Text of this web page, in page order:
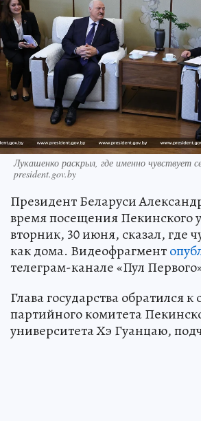
Лукашенко раскрыл, где именно чувствует
president.gov.by
Президент Беларуси
время посещения Пекинского
вторник, 30 июня, сказал, где
как дома. Видеофрагмент
телеграм-канале «Пул
Глава государства обратился
партийного комитета
университета Хэ Гуанцаю,